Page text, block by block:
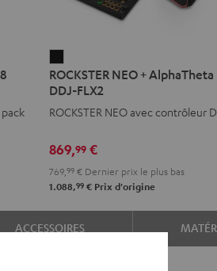
NEO
+
AlphaTheta
FLX2
Noir
ROCKSTER NEO + AlphaTheta
DDJ-FLX2
ROCKSTER NEO avec contrôleur
869,99 €
769,99 € Dernier prix le plus bas
1.088,99 € Prix d'origine
ACCESSOIRES